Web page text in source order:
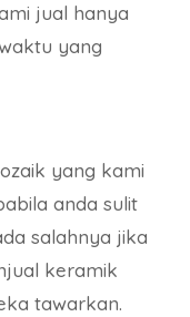
jual hanya
yang
yang kami
anda sulit
salahnya jika
keramik
tawarkan.